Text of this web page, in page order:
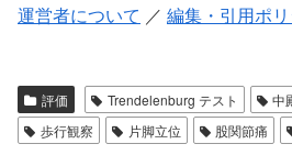
運営者について ／ 編集・引用ポ
評価 Trendelenburg テスト 中
歩行観察
片脚立位 股関節痛